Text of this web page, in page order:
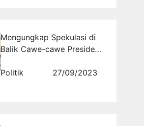
Mengungkap Spekulasi di
Balik Cawe-cawe Presiden,
Tindakan Korupsi?
Politik 27/09/2023